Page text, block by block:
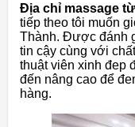
Địa chỉ massage
tiếp theo tôi muốn
Thành. Được đánh
tin cậy cùng với
thuật viên xinh đep
đến nâng cao để
hàng.